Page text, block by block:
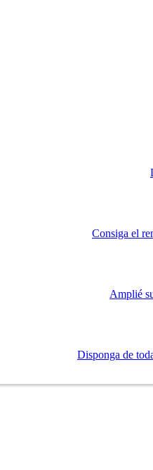
Consiga el
Amplié
Disponga de